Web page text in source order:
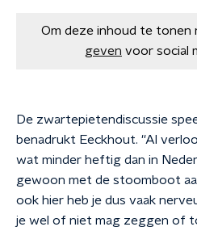
Om deze inhoud te tonen
geven voor social
De zwartepietendiscussie
benadrukt Eeckhout. ''Al
wat minder heftig dan in
gewoon met de stoomboot
ook hier heb je dus vaak
je wel of niet mag zeggen of